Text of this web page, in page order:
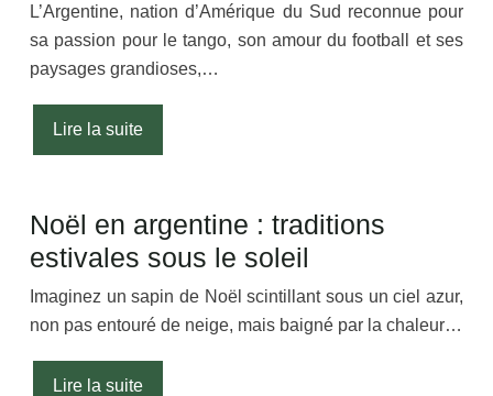
L’Argentine, nation d’Amérique du Sud reconnue pour
sa passion pour le tango, son amour du football et ses
paysages grandioses,…
Lire la suite
Noël en argentine : traditions
estivales sous le soleil
Imaginez un sapin de Noël scintillant sous un ciel azur,
non pas entouré de neige, mais baigné par la chaleur…
Lire la suite